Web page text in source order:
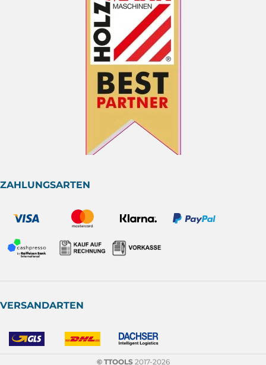
ZAHLUNGSARTEN
VERSANDARTEN
© TTOOLS 2017-2026